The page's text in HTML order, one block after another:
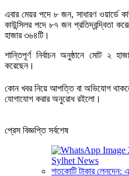
এবার মেয়র পদে ৮ জন, সাধারণ ওয়ার্ডে
কাউন্সিলর পদে ৮৭ জন প্রতিদ্বন্দ্বিতা
হাজার ৩৬৪টি।
শান্তিপূর্ণ নির্বাচন অনুষ্ঠানে মোট ২
করেছেন।
কোন খবর নিয়ে আপত্তি বা অভিযোগ
যোগাযোগ করার অনুরোধ রইলো।
প্রেস বিজ্ঞপ্তি সর্বশেষ
শতকোটি টাকার লেনদেন: